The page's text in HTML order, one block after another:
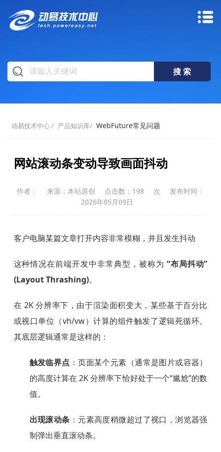
动易技术中心/ 产品知识库/ WebFuture常见问题
网站滚动条变动导致画面抖动
作者： 来源：本站原创 点击数： 198 次
发布时间：
2026年05月09日
客户电脑某篇文章打开内容非常模糊，并且发生抖动
这种情况在前端开发中非常典型，被称为 “布局抖动”
(Layout Thrashing)。
在 2K 分辨率下，由于渲染面积变大，某些基于百分比
或视口单位（vh/vw）计算的组件触发了逻辑死循环。
其底层逻辑通常是这样的：
触发临界点 ：页面某个元素（通常是图片或容器）
的高度计算在 2K 分辨率下恰好处于一个“尴尬”的数
值。
出现滚动条 ：元素高度稍微超过了视口，浏览器强
制弹出垂直滚动条。